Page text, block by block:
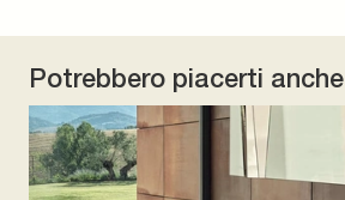
Potrebbero piacerti anche